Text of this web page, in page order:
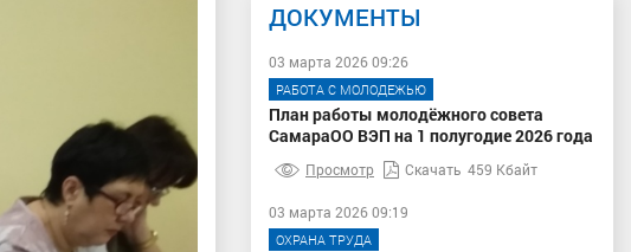
ДОКУМЕНТЫ
03 марта 2026 09:26
РАБОТА С МОЛОДЕЖЬЮ
План работы молодёжного совета
СамараОО ВЭП на 1 полугодие 2026 года
Просмотр Скачать 459 Кбайт
03 марта 2026 09:19
ОХРАНА ТРУДА